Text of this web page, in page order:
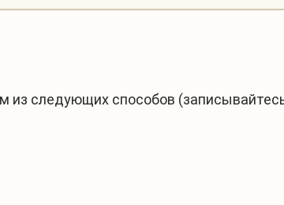
из следующих способов